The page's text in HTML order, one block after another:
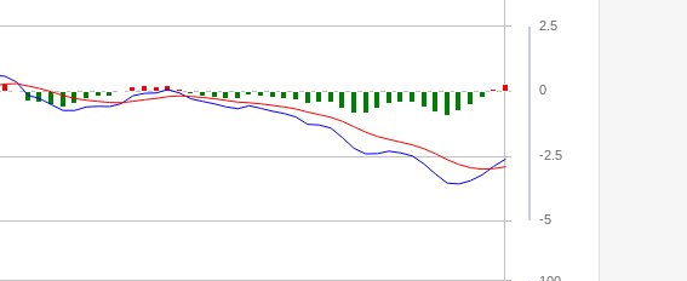
-5
-2.5
0
2.5